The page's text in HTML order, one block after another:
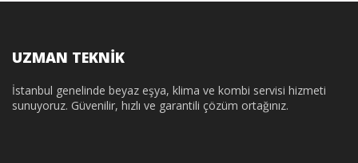
UZMAN TEKNİK
İstanbul genelinde beyaz eşya, klima ve kombi servisi hizmeti
sunuyoruz. Güvenilir, hızlı ve garantili çözüm ortağınız.